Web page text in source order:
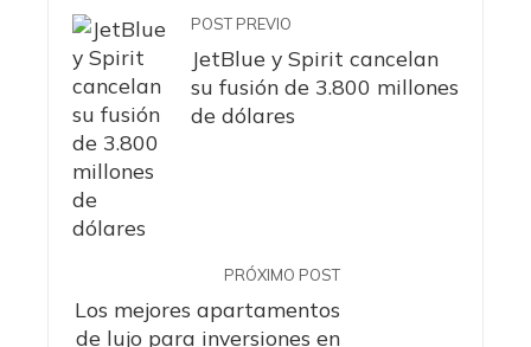
POST PREVIO
JetBlue y Spirit cancelan
su fusión de 3.800 millones
de dólares
PRÓXIMO POST
Los mejores apartamentos
de lujo para inversiones en